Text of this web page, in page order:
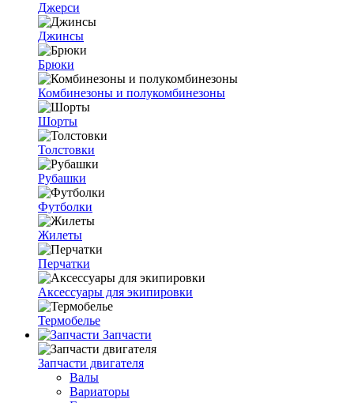
Джерси
Джинсы
Брюки
Комбинезоны и полукомбинезоны
Шорты
Толстовки
Рубашки
Футболки
Жилеты
Перчатки
Аксессуары для экипировки
Термобелье
Запчасти
Запчасти двигателя
Валы
Вариаторы